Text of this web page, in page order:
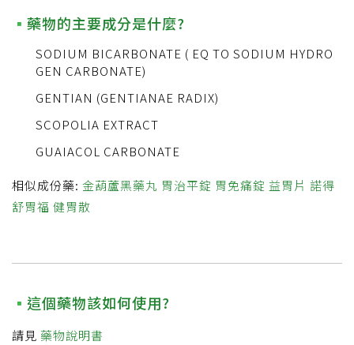
藥物的主要成分是什麼?
SODIUM BICARBONATE ( EQ TO SODIUM HYDRO
GEN CARBONATE)
GENTIAN (GENTIANAE RADIX)
SCOPOLIA EXTRACT
GUAIACOL CARBONATE
相似成份藥: 金葫蘆黑藥丸 胃治平錠 胃免痛錠 益胃片 諾得
舒胃福 健胃散
這個藥物該如何使用?
請見 藥物說明書